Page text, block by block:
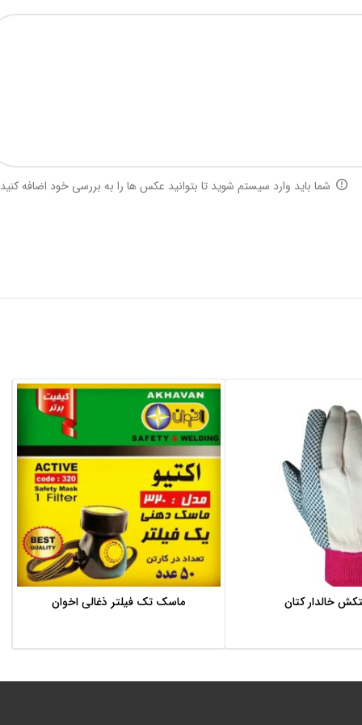
شما باید وارد سیستم شوید تا بتوانید عکس ها را به بررسی خود اضافه
اطلاعات بیشتر
خالدار کتان اطلاعات بیشتر
ماسک تک فیلتر ذغالی اخوان